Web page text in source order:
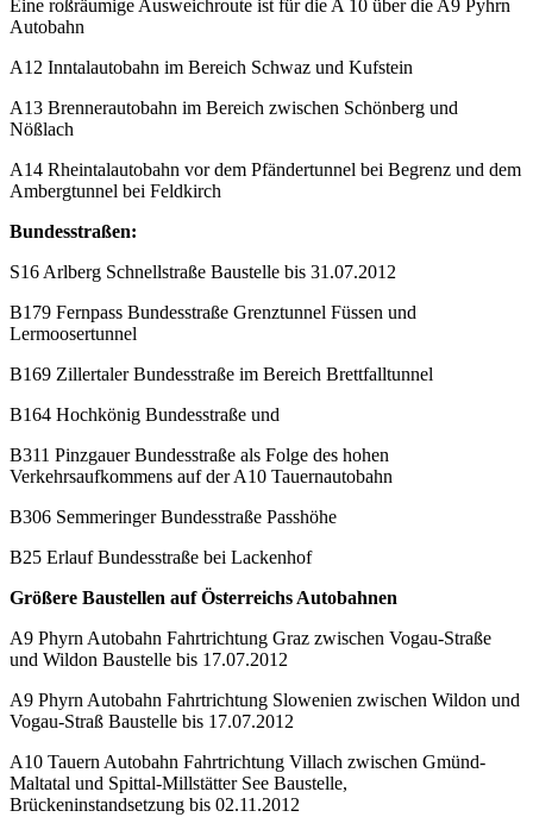
Eine roßräumige Ausweichroute ist für die A 10 über die A9 Pyhrn
Autobahn
A12 Inntalautobahn im Bereich Schwaz und Kufstein
A13 Brennerautobahn im Bereich zwischen Schönberg und
Nößlach
A14 Rheintalautobahn vor dem Pfändertunnel bei Begrenz und dem
Ambergtunnel bei Feldkirch
Bundesstraßen:
S16 Arlberg Schnellstraße Baustelle bis 31.07.2012
B179 Fernpass Bundesstraße Grenztunnel Füssen und
Lermoosertunnel
B169 Zillertaler Bundesstraße im Bereich Brettfalltunnel
B164 Hochkönig Bundesstraße und
B311 Pinzgauer Bundesstraße als Folge des hohen
Verkehrsaufkommens auf der A10 Tauernautobahn
B306 Semmeringer Bundesstraße Passhöhe
B25 Erlauf Bundesstraße bei Lackenhof
Größere Baustellen auf Österreichs Autobahnen
A9 Phyrn Autobahn Fahrtrichtung Graz zwischen Vogau-Straße
und Wildon Baustelle bis 17.07.2012
A9 Phyrn Autobahn Fahrtrichtung Slowenien zwischen Wildon und
Vogau-Straß Baustelle bis 17.07.2012
A10 Tauern Autobahn Fahrtrichtung Villach zwischen Gmünd-
Maltatal und Spittal-Millstätter See Baustelle,
Brückeninstandsetzung bis 02.11.2012